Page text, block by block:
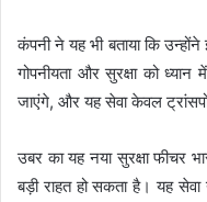
कंपनी ने यह भी बताया कि
गोपनीयता और सुरक्षा को
जाएंगे, और यह सेवा केवल
उबर का यह नया सुरक्षा फीचर
बड़ी राहत हो सकता है। यह